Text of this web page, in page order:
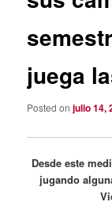
juega
Posted onjulio 14,
Desde este
jugando